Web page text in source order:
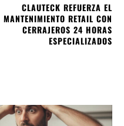
CLAUTECK REFUERZA EL
MANTENIMIENTO RETAIL CON
CERRAJEROS 24 HORAS
ESPECIALIZADOS